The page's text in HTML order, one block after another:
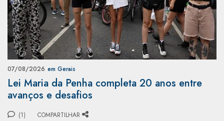
07/08/2026 em Gerais
Lei Maria da Penha completa 20 anos entre
avanços e desafios
(1) COMPARTILHAR